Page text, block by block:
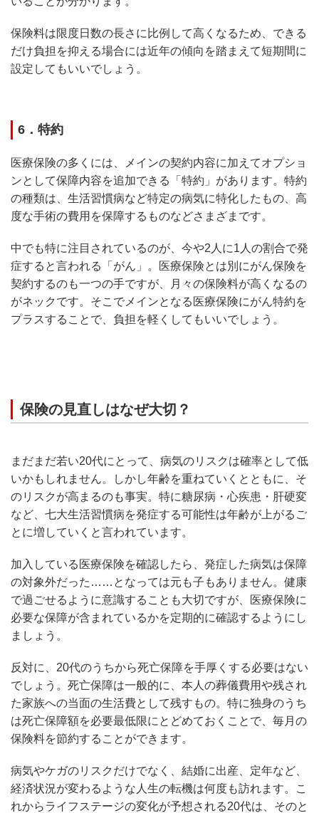
保険料は限度日数の長さに比例して高くなるため、できる
だけ負担を抑える場合には近年の傾向を踏まえて短期間に
設定してもいいでしょう。
6．特約
医療保険の多くには、メインの契約内容に加えてオプショ
ンとして保障内容を追加できる「特約」があります。特約
の種類は、生活習慣病など特定の病気に特化したもの、高
度な手術の費用を保障するものなどさまざまです。
中でも特に注目されているのが、今や2人に1人の割合で発
症すると言われる「がん」。医療保険とは別にがん保険を
契約するのも一つの手ですが、月々の保険料が高くなるの
がネックです。そこでメインとなる医療保険にがん特約を
プラスすることで、負担を軽くしてもいいでしょう。
保険の見直しはなぜ大切？
まだまだ若い20代にとって、病気のリスクは確率として低
いかもしれません。しかし年齢を重ねていくとともに、そ
のリスクが高まるのも事実。特に糖尿病・心疾患・肝硬変
など、七大生活習慣病を発症する可能性は年齢が上がるご
とに増していくと言われています。
加入している医療保険を確認したら、発症した病気は保障
の対象外だった……となっては元も子もありません。健康
で過ごせるように意識することも大切ですが、医療保険に
必要な保障が含まれているかを定期的に確認するようにし
ましょう。
反対に、20代のうちから死亡保障を手厚くする必要はない
でしょう。死亡保障は一般的に、本人の葬儀費用や残され
た家族への当面の生活費として残すもの。特に独身のうち
は死亡保障額を必要最低限にとどめておくことで、毎月の
保険料を節約することができます。
病気やケガのリスクだけでなく、結婚に出産、定年など、
経済状況が変わるような人生の転機は何度も訪れます。こ
れからライフステージの変化が予想される20代は、そのと